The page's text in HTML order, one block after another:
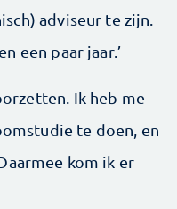
adviseur te zijn.
een paar jaar.’
Ik heb me
te doen, en
kom ik er